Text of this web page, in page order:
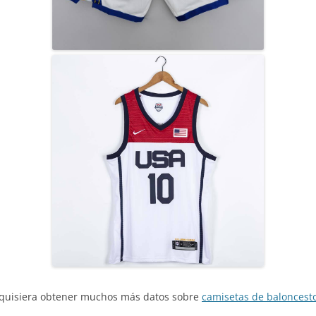
obtener muchos más datos sobre camisetas de